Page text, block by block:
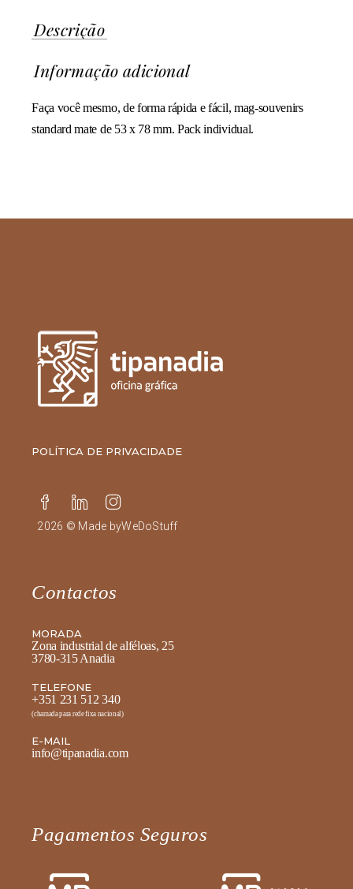
Descrição
Informação adicional
Faça você mesmo, de forma rápida e fácil, mag-souvenirs
standard mate de 53 x 78 mm. Pack individual.
POLÍTICA DE PRIVACIDADE
2026 © Made byWeDoStuff
Contactos
MORADA
Zona industrial de alféloas, 25
3780-315 Anadia
TELEFONE
+351 231 512 340
(chamada para rede fixa nacional)
E-MAIL
info@tipanadia.com
Pagamentos Seguros